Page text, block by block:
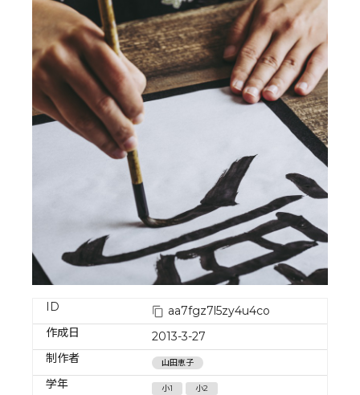
ID
aa7fgz7l5zy4u4co
作成日
2013-3-27
制作者
山田恵子
学年 小1 小2